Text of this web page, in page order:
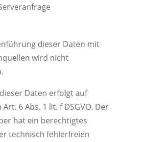
dieser Daten mit
wird nicht
Daten erfolgt auf
6 Abs. 1 lit. f DSGVO. Der
hat ein berechtigtes
technisch fehlerfreien